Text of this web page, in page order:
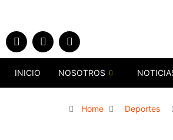
INICIO NOSOTROS
Home Deportes